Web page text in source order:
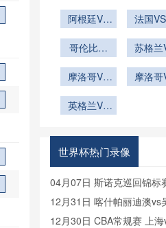
坦直播葡萄
别克斯坦在
坦葡
克斯坦
阿根廷VS
廷VS奥地
法国
国VS
哥伦比亚
播哥伦比亚
线直播
苏格兰
格兰
摩洛哥VS
洛哥VS海
摩洛哥
英格兰VS
格兰VS加
纳在线直播
世界杯热门录像
04月07日 斯诺克巡回锦标
全场录像回放
12月31日 喀什帕丽迪澳vs
12月30日 CBA常规赛 上